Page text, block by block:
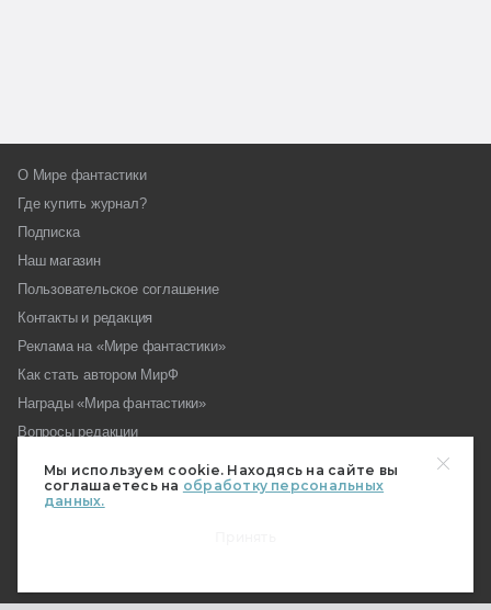
Мы используем cookie. Находясь на сайте вы
соглашаетесь на обработку персональных
данных.
О Мире фантастики
Где купить журнал?
Подписка
Наш магазин
Пользовательское соглашение
Контакты и редакция
Реклама на «Мире фантастики»
Как стать автором МирФ
Награды «Мира фантастики»
Вопросы редакции